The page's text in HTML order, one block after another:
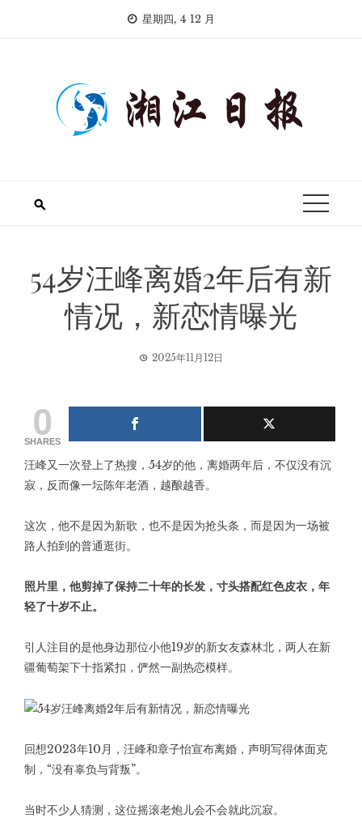
星期四, 4 12 月
54岁汪峰离婚2年后有新
情况，新恋情曝光
2025年11月12日
0
SHARES
汪峰又一次登上了热搜，54岁的他，离婚两年后，不仅没有沉
寂，反而像一坛陈年老酒，越酿越香。
这次，他不是因为新歌，也不是因为抢头条，而是因为一场被
路人拍到的普通逛街。
照片里，他剪掉了保持二十年的长发，寸头搭配红色皮衣，年
轻了十岁不止。
引人注目的是他身边那位小他19岁的新女友森林北，两人在新
疆葡萄架下十指紧扣，俨然一副热恋模样。
回想2023年10月，汪峰和章子怡宣布离婚，声明写得体面克
制，“没有辜负与背叛”。
当时不少人猜测，这位摇滚老炮儿会不会就此沉寂。